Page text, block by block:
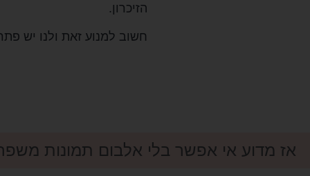
הזיכרון.
חשוב למנוע זאת ולנו יש
אז מדוע אי אפשר בלי אלבום תמונות